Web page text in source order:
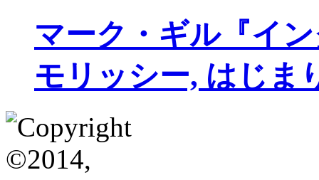
マーク・ギル『イ
モリッシー, はじま